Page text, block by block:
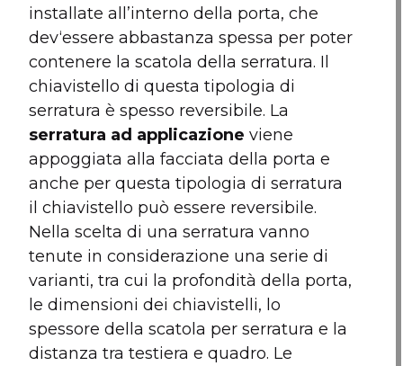
installate all’interno della porta, che
dev‘essere abbastanza spessa per poter
contenere la scatola della serratura. Il
chiavistello di questa tipologia di
serratura è spesso reversibile. La
serratura ad applicazione viene
appoggiata alla facciata della porta e
anche per questa tipologia di serratura
il chiavistello può essere reversibile.
Nella scelta di una serratura vanno
tenute in considerazione una serie di
varianti, tra cui la profondità della porta,
le dimensioni dei chiavistelli, lo
spessore della scatola per serratura e la
distanza tra testiera e quadro. Le